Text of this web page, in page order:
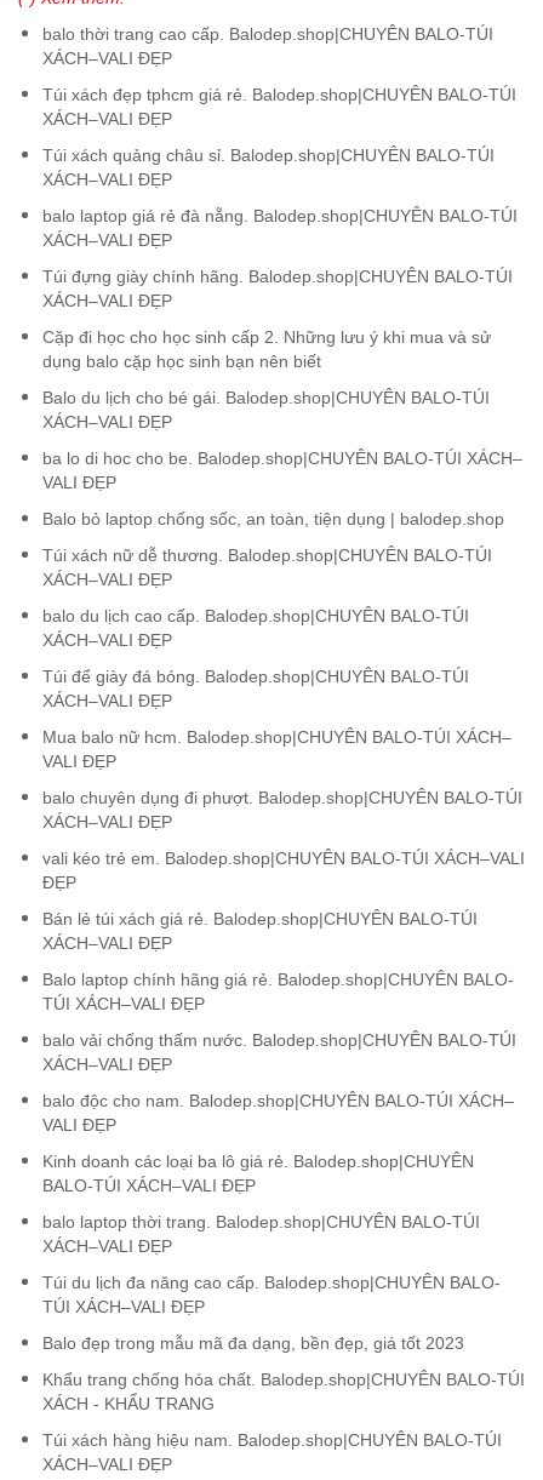
balo thời trang cao cấp. Balodep.shop|CHUYÊN BALO-TÚI
XÁCH–VALI ĐẸP
Túi xách đẹp tphcm giá rẻ. Balodep.shop|CHUYÊN BALO-TÚI
XÁCH–VALI ĐẸP
Túi xách quảng châu sỉ. Balodep.shop|CHUYÊN BALO-TÚI
XÁCH–VALI ĐẸP
balo laptop giá rẻ đà nẵng. Balodep.shop|CHUYÊN BALO-TÚI
XÁCH–VALI ĐẸP
Túi đựng giày chính hãng. Balodep.shop|CHUYÊN BALO-TÚI
XÁCH–VALI ĐẸP
Cặp đi học cho học sinh cấp 2. Những lưu ý khi mua và sử
dụng balo cặp học sinh bạn nên biết
Balo du lịch cho bé gái. Balodep.shop|CHUYÊN BALO-TÚI
XÁCH–VALI ĐẸP
ba lo di hoc cho be. Balodep.shop|CHUYÊN BALO-TÚI XÁCH–
VALI ĐẸP
Balo bỏ laptop chống sốc, an toàn, tiện dụng | balodep.shop
Túi xách nữ dễ thương. Balodep.shop|CHUYÊN BALO-TÚI
XÁCH–VALI ĐẸP
balo du lịch cao cấp. Balodep.shop|CHUYÊN BALO-TÚI
XÁCH–VALI ĐẸP
Túi để giày đá bóng. Balodep.shop|CHUYÊN BALO-TÚI
XÁCH–VALI ĐẸP
Mua balo nữ hcm. Balodep.shop|CHUYÊN BALO-TÚI XÁCH–
VALI ĐẸP
balo chuyên dụng đi phượt. Balodep.shop|CHUYÊN BALO-TÚI
XÁCH–VALI ĐẸP
vali kéo trẻ em. Balodep.shop|CHUYÊN BALO-TÚI XÁCH–VALI
ĐẸP
Bán lẻ túi xách giá rẻ. Balodep.shop|CHUYÊN BALO-TÚI
XÁCH–VALI ĐẸP
Balo laptop chính hãng giá rẻ. Balodep.shop|CHUYÊN BALO-
TÚI XÁCH–VALI ĐẸP
balo vải chống thấm nước. Balodep.shop|CHUYÊN BALO-TÚI
XÁCH–VALI ĐẸP
balo độc cho nam. Balodep.shop|CHUYÊN BALO-TÚI XÁCH–
VALI ĐẸP
Kinh doanh các loại ba lô giá rẻ. Balodep.shop|CHUYÊN
BALO-TÚI XÁCH–VALI ĐẸP
balo laptop thời trang. Balodep.shop|CHUYÊN BALO-TÚI
XÁCH–VALI ĐẸP
Túi du lịch đa năng cao cấp. Balodep.shop|CHUYÊN BALO-
TÚI XÁCH–VALI ĐẸP
Balo đẹp trong mẫu mã đa dạng, bền đẹp, giá tốt 2023
Khẩu trang chống hóa chất. Balodep.shop|CHUYÊN BALO-TÚI
XÁCH - KHẨU TRANG
Túi xách hàng hiệu nam. Balodep.shop|CHUYÊN BALO-TÚI
XÁCH–VALI ĐẸP